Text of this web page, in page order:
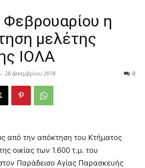
η
μελέτης
ΙΟΛΑ
- 28 Δεκεμβρίου 2018 0
από την απόκτηση του Κτήματος
οικίας των 1.600 τ.μ. του
Παράδεισο Αγίας Παρασκευής